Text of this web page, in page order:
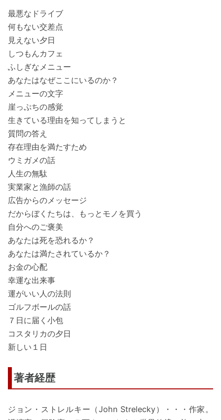
最悪なドライブ
何もない交差点
見えない夕日
しつもんカフェ
ふしぎなメニュー
あなたはなぜここにいるのか？
メニューの文字
崖っぷちの感覚
生きている理由を知ってしまうと
質問の答え
存在理由を満たすため
ウミガメの話
人生の無駄
実業家と漁師の話
広告からのメッセージ
だからぼくたちは、もっとモノを買う
自分へのご褒美
あなたは死を恐れるか？
あなたは満たされているか？
お金の心配
幸運な出来事
運がいい人の法則
ゴルフボールの話
７日に届く小包
コスタリカの夕日
新しい１日
著者経歴
ジョン・ストレルキー（John Strelecky）・・・作家。